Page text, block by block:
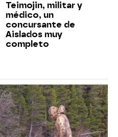
Teimojin, militar y
médico, un
concursante de
Aislados muy
completo